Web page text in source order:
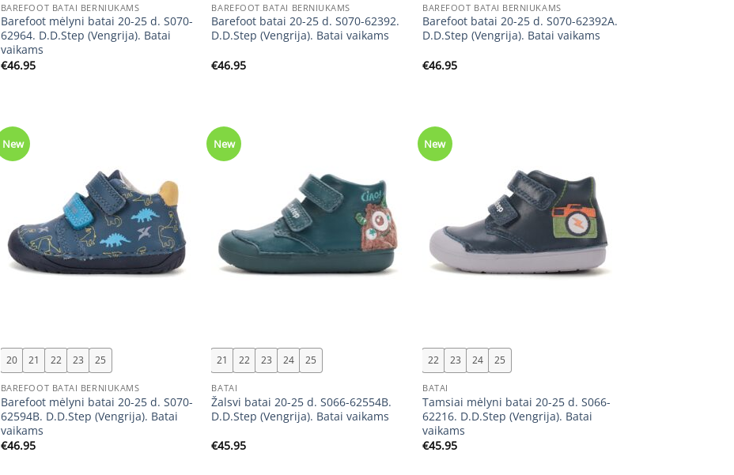
BAREFOOT BATAI BERNIUKAMS
Barefoot mėlyni batai 20-25 d. S070-
62964. D.D.Step (Vengrija). Batai
vaikams
€46.95
BAREFOOT BATAI BERNIUKAMS
Barefoot batai 20-25 d. S070-62392.
D.D.Step (Vengrija). Batai vaikams
€46.95
BAREFOOT BATAI BERNIUKAMS
Barefoot batai 20-25 d. S070-62392A.
D.D.Step (Vengrija). Batai vaikams
€46.95
New
20 21 22 23 25
BAREFOOT BATAI BERNIUKAMS
Barefoot mėlyni batai 20-25 d. S070-
62594B. D.D.Step (Vengrija). Batai
vaikams
€46.95
New
21 22 23 24 25
BATAI
Žalsvi batai 20-25 d. S066-62554B.
D.D.Step (Vengrija). Batai vaikams
€45.95
New
22 23 24 25
BATAI
Tamsiai mėlyni batai 20-25 d. S066-
62216. D.D.Step (Vengrija). Batai
vaikams
€45.95